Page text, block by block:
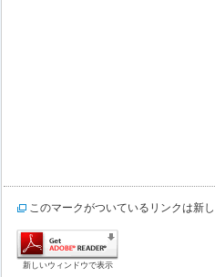
このマークがついているリンクは新
新しいウィンドウで表示